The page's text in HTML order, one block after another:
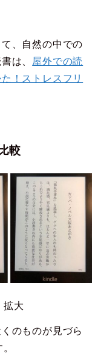
、自然の中での
は、
屋外での読
！ストレスフリ
較
大
のものが見づら